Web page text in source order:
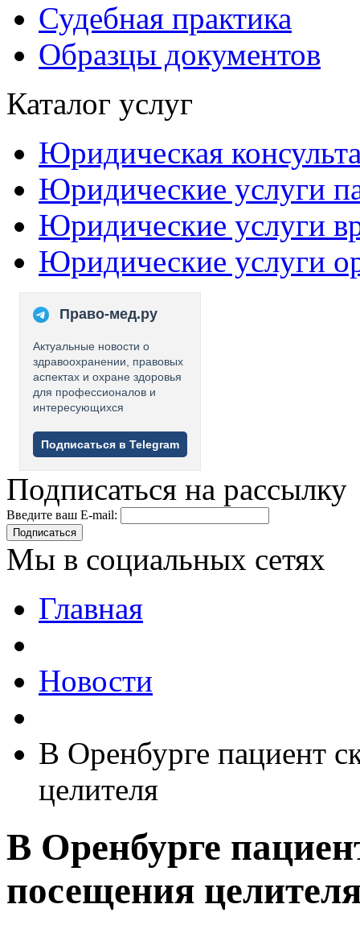
Судебная практика
Образцы документов
Каталог услуг
Юридическая
Юридические услуги
Юридические услуги
Юридические услуги
Право-мед.ру
Актуальные новости о
здравоохранении, правовых
аспектах и охране здоровья
для профессионалов и
интересующихся
Подписаться в Telegram
Подписаться на рассылку
Введите ваш E-mail:
Подписаться
Мы в социальных сетях
Главная
Новости
В Оренбурге пациент
целителя
В Оренбурге
посещения